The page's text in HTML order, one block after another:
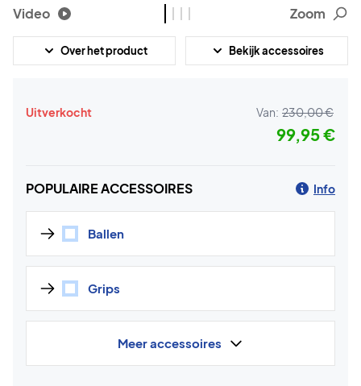
Video Zoom
Over het product Bekijk accessoires
Uitverkocht Van: 230,00 €
99,95 €
POPULAIRE ACCESSOIRES Info
Ballen
Grips
Meer accessoires